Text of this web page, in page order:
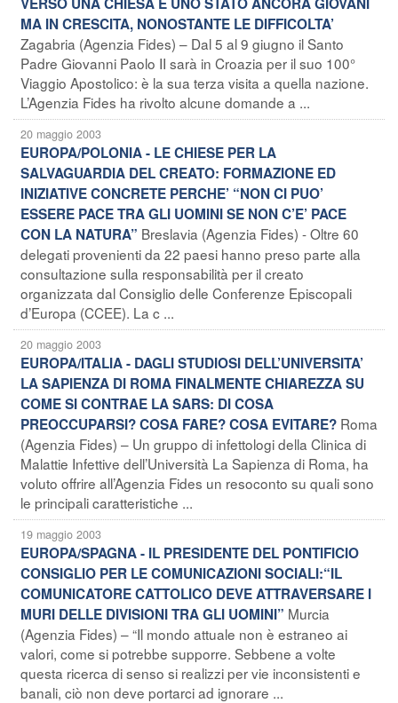
MA IN CRESCITA, NONOSTANTE LE DIFFICOLTA’
Zagabria (Agenzia Fides) – Dal 5 al 9 giugno il Santo
Padre Giovanni Paolo II sarà in Croazia per il suo 100°
Viaggio Apostolico: è la sua terza visita a quella nazione.
L’Agenzia Fides ha rivolto alcune domande a ...
20 maggio 2003
EUROPA/POLONIA - LE CHIESE PER LA
SALVAGUARDIA DEL CREATO: FORMAZIONE ED
INIZIATIVE CONCRETE PERCHE’ “NON CI PUO’
ESSERE PACE TRA GLI UOMINI SE NON C’E’ PACE
CON LA NATURA” Breslavia (Agenzia Fides) - Oltre 60
delegati provenienti da 22 paesi hanno preso parte alla
consultazione sulla responsabilità per il creato
organizzata dal Consiglio delle Conferenze Episcopali
d’Europa (CCEE). La c ...
20 maggio 2003
EUROPA/ITALIA - DAGLI STUDIOSI DELL’UNIVERSITA’
LA SAPIENZA DI ROMA FINALMENTE CHIAREZZA SU
COME SI CONTRAE LA SARS: DI COSA
PREOCCUPARSI? COSA FARE? COSA EVITARE? Roma
(Agenzia Fides) – Un gruppo di infettologi della Clinica di
Malattie Infettive dell’Università La Sapienza di Roma, ha
voluto offrire all’Agenzia Fides un resoconto su quali sono
le principali caratteristiche ...
19 maggio 2003
EUROPA/SPAGNA - IL PRESIDENTE DEL PONTIFICIO
CONSIGLIO PER LE COMUNICAZIONI SOCIALI:“IL
COMUNICATORE CATTOLICO DEVE ATTRAVERSARE I
MURI DELLE DIVISIONI TRA GLI UOMINI” Murcia
(Agenzia Fides) – “Il mondo attuale non è estraneo ai
valori, come si potrebbe supporre. Sebbene a volte
questa ricerca di senso si realizzi per vie inconsistenti e
banali, ciò non deve portarci ad ignorare ...